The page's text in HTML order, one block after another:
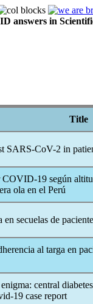
answers in
Title
SARS-CoV-2 in
COVID-19 según
ola en el Perú
secuelas de
al targa en
central
19 case report